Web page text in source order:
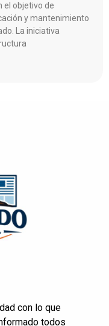
el objetivo de
y mantenimiento
La iniciativa
con lo que
todos